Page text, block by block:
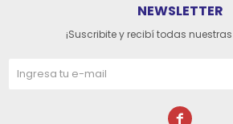
NEWSLETTER
¡Suscribite y recibí todas
